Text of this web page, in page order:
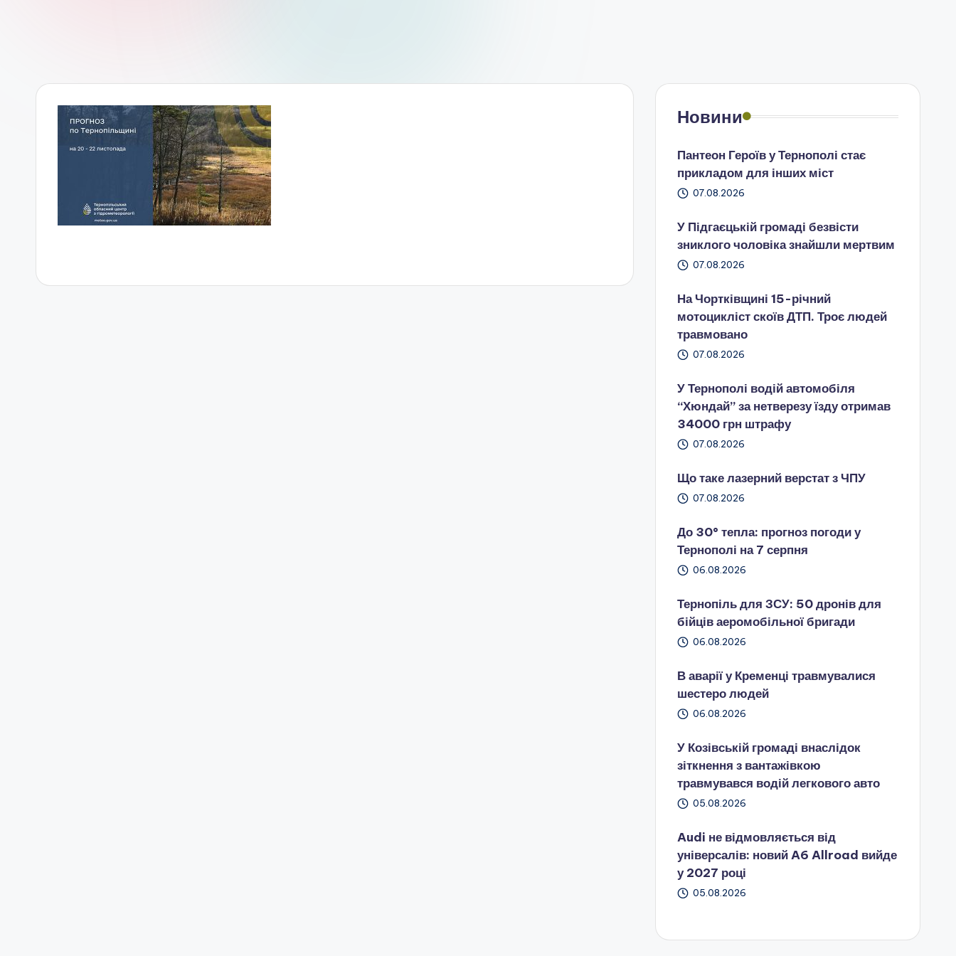
Новини
Пантеон Героїв у Тернополі стає
прикладом для інших міст
07.08.2026
У Підгаєцькій громаді безвісти
зниклого чоловіка знайшли мертвим
07.08.2026
На Чортківщині 15-річний
мотоцикліст скоїв ДТП. Троє людей
травмовано
07.08.2026
У Тернополі водій автомобіля
“Хюндай” за нетверезу їзду отримав
34000 грн штрафу
07.08.2026
Що таке лазерний верстат з ЧПУ
07.08.2026
До 30° тепла: прогноз погоди у
Тернополі на 7 серпня
06.08.2026
Тернопіль для ЗСУ: 50 дронів для
бійців аеромобільної бригади
06.08.2026
В аварії у Кременці травмувалися
шестеро людей
06.08.2026
У Козівській громаді внаслідок
зіткнення з вантажівкою
травмувався водій легкового авто
05.08.2026
Audi не відмовляється від
універсалів: новий A6 Allroad вийде
у 2027 році
05.08.2026